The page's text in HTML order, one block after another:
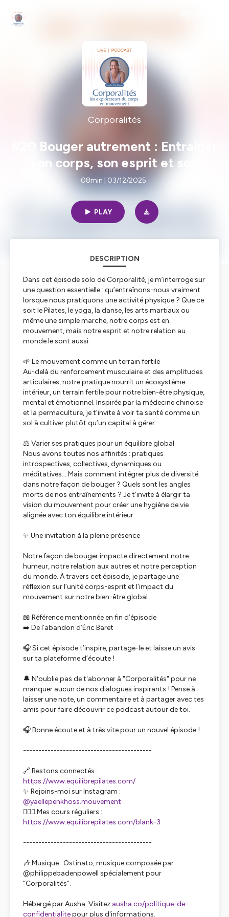
Corporalités
#20 Bouger autrement : Entraîner
son corps, son esprit et son
équilibre intérieur
08min | 03/12/2025
PLAY
DESCRIPTION
Dans cet épisode solo de Corporalité, je m’interroge sur
une question essentielle : qu’entraînons-nous vraiment
lorsque nous pratiquons une activité physique ? Que ce
soit le Pilates, le yoga, la danse, les arts martiaux ou
même une simple marche, notre corps est en
mouvement, mais notre esprit et notre relation au
monde le sont aussi.
🌱 Le mouvement comme un terrain fertile
Au-delà du renforcement musculaire et des amplitudes
articulaires, notre pratique nourrit un écosystème
intérieur, un terrain fertile pour notre bien-être physique,
mental et émotionnel. Inspirée par la médecine chinoise
et la permaculture, je t’invite à voir ta santé comme un
sol à cultiver plutôt qu’un capital à gérer.
⚖️ Varier ses pratiques pour un équilibre global
Nous avons toutes nos affinités : pratiques
introspectives, collectives, dynamiques ou
méditatives… Mais comment intégrer plus de diversité
dans notre façon de bouger ? Quels sont les angles
morts de nos entraînements ? Je t’invite à élargir ta
vision du mouvement pour créer une hygiène de vie
alignée avec ton équilibre intérieur.
✨ Une invitation à la pleine présence
Notre façon de bouger impacte directement notre
humeur, notre relation aux autres et notre perception
du monde. À travers cet épisode, je partage une
réflexion sur l’unité corps-esprit et l’impact du
mouvement sur notre bien-être global.
📖 Référence mentionnée en fin d’épisode
➡️ De l’abandon d’Éric Baret
🎧 Si cet épisode t’inspire, partage-le et laisse un avis
sur ta plateforme d’écoute !
🔔 N'oublie pas de t'abonner à "Corporalités" pour ne
manquer aucun de nos dialogues inspirants ! Pense à
laisser une note, un commentaire et à partager avec tes
amis pour faire découvrir ce podcast autour de toi.
🎧 Bonne écoute et à très vite pour un nouvel épisode !
------------------------------------------
🔗 Restons connectés :
https://www.equilibrepilates.com/
✨ Rejoins-moi sur Instagram :
@yaellepenkhoss.mouvement
🧘🏻‍♀️ Mes cours réguliers :
https://www.equilibrepilates.com/blank-3
------------------------------------------
🎶 Musique : Ostinato, musique composée par
@philippebadenpowell spécialement pour
“Corporalités”.
Hébergé par Ausha. Visitez ausha.co/politique-de-
confidentialitepour plus d'informations.